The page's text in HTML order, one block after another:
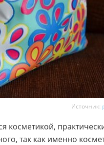
Источник:
косметикой,
так как именно